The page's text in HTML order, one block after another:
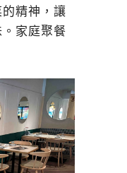
精神，讓
家庭聚餐